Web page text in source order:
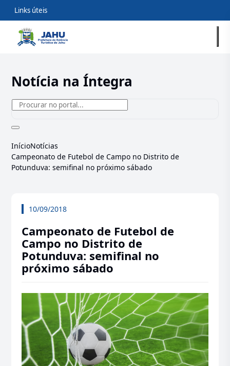
Links úteis
Notícia na Íntegra
InícioNotícias
Campeonato de Futebol de Campo no Distrito de
Potunduva: semifinal no próximo sábado
10/09/2018
Campeonato de Futebol de
Campo no Distrito de
Potunduva: semifinal no
próximo sábado